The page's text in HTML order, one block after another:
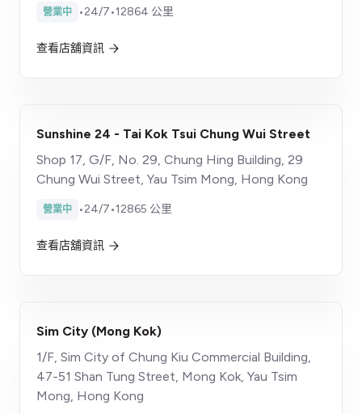
營業中 •24/7•12864 公里
查看店舖資訊
Sunshine 24 - Tai Kok Tsui Chung Wui Street
Shop 17, G/F, No. 29, Chung Hing Building, 29
Chung Wui Street, Yau Tsim Mong, Hong Kong
營業中 •24/7•12865 公里
查看店舖資訊
Sim City (Mong Kok)
1/F, Sim City of Chung Kiu Commercial Building,
47-51 Shan Tung Street, Mong Kok, Yau Tsim
Mong, Hong Kong